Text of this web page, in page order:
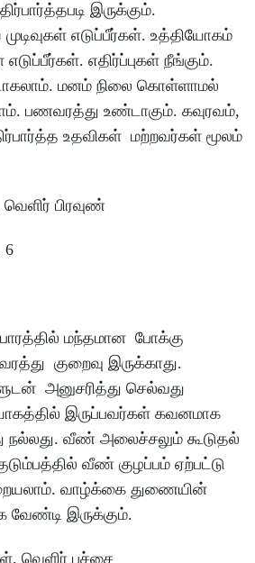
இருக்கும்.
முடிவுகள் எடுப்பீர்கள்.உத்தியோகம்
எடுப்பீர்கள்.எதிர்ப்புகள் நீங்கும்.
.மனம் நிலை கொள்ளாமல்
.பணவரத்து உண்டாகும்.கவுரவம்,
உதவிகள் மற்றவர்கள் மூலம்
வெளிர் பிரவுண்
6
மந்தமான போக்கு
குறைவு இருக்காது.
அனுசரித்து செல்வது
இருப்பவர்கள் கவனமாக
நல்லது.வீண் அலைச்சலும் கூடுதல்
வீண் குழப்பம் ஏற்பட்டு
.வாழ்க்கை துணையின்
வேண்டி இருக்கும்.
,வெளிர் பச்சை